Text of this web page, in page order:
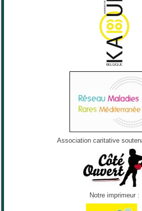
Association caritative
Notre imprimeur :